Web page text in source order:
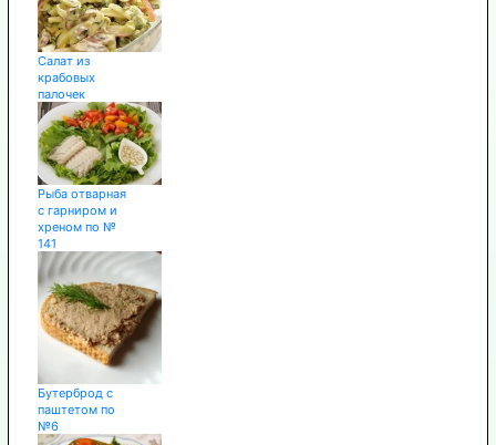
Салат из
крабовых
палочек
Рыба отварная
с гарниром и
хреном по №
141
Бутерброд с
паштетом по
№6